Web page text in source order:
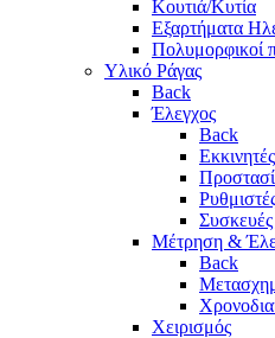
Κουτιά/Κυτία
Εξαρτήματα
Πολυμορφικοί
Υλικό Ράγας
Back
Έλεγχος
Back
Εκκινητές
Μέτρηση &
Back
Χειρισμός